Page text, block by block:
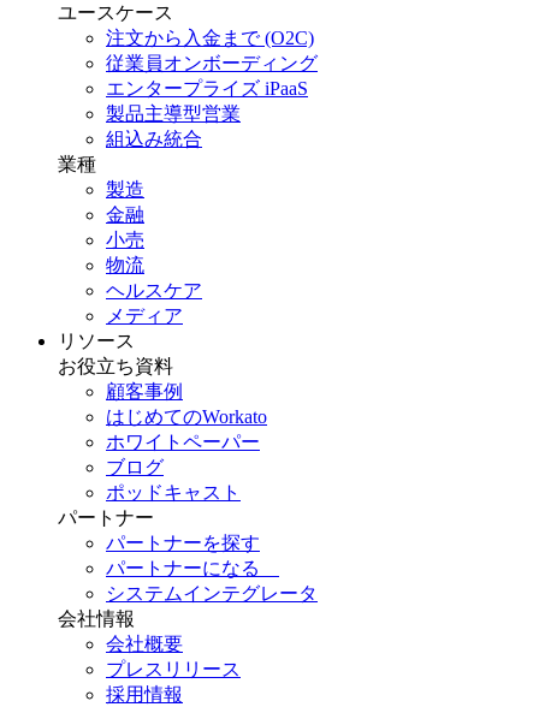
ユースケース
注文から入金まで (O2C)
従業員オンボーディング
エンタープライズ iPaaS
製品主導型営業
組込み統合
業種
製造
金融
小売
物流
ヘルスケア
メディア
リソース
お役立ち資料
顧客事例
はじめてのWorkato
ホワイトペーパー
ブログ
ポッドキャスト
パートナー
パートナーを探す
パートナーになる
システムインテグレータ
会社情報
会社概要
プレスリリース
採用情報